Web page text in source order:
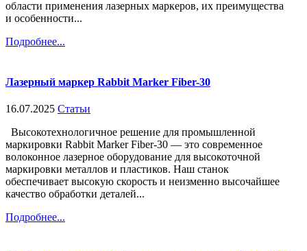
области применения лазерных маркеров, их преимущества
и особенности...
Подробнее...
Лазерный маркер Rabbit Marker Fiber-30
16.07.2025 Статьи
Высокотехнологичное решение для промышленной
маркировки Rabbit Marker Fiber-30 — это современное
волоконное лазерное оборудование для высокоточной
маркировки металлов и пластиков. Наш станок
обеспечивает высокую скорость и неизменно высочайшее
качество обработки деталей...
Подробнее...